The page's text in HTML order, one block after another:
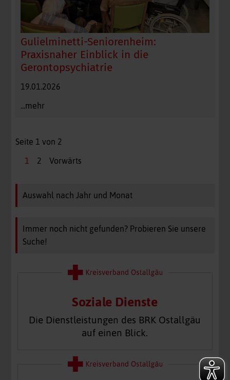
Gulielminetti-Seniorenheim:
Praxisnaher Einblick in die
Gerontopsychiatrie
19.01.2026
...mehr
Seite 1 von 2
1 2 Vorwärts
Auswahl nach Jahr und Monat
Immer noch nicht gefunden? Probieren Sie unsere
Suche!
Soziale Dienste
Die Dienstleistungen des BRK Ostallgäu
auf einen Blick.